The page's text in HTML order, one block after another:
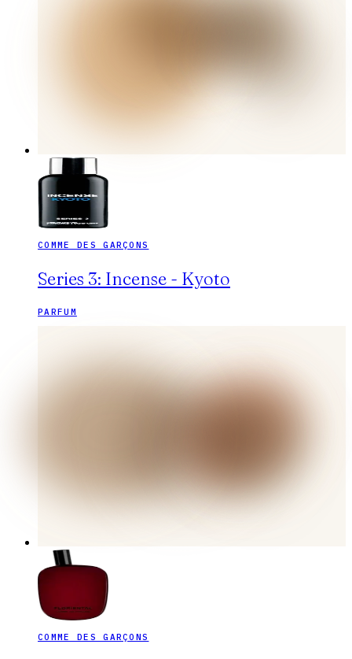
COMME DES GARÇONS
Series 3: Incense - Kyoto
PARFUM
COMME DES GARÇONS